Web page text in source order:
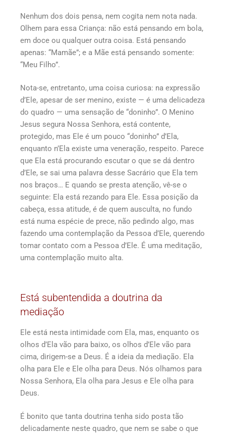
Nenhum dos dois pensa, nem cogita nem nota nada.
Olhem para essa Criança: não está pensando em bola,
em doce ou qualquer outra coisa. Está pensando
apenas: “Mamãe”; e a Mãe está pensando somente:
“Meu Filho”.
Nota-se, entretanto, uma coisa curiosa: na expressão
d’Ele, apesar de ser menino, existe — é uma delicadeza
do quadro — uma sensação de “doninho”. O Menino
Jesus segura Nossa Senhora, está contente,
protegido, mas Ele é um pouco “doninho” d’Ela,
enquanto n’Ela existe uma veneração, respeito. Parece
que Ela está procurando escutar o que se dá dentro
d’Ele, se sai uma palavra desse Sacrário que Ela tem
nos braços… E quando se presta atenção, vê-se o
seguinte: Ela está rezando para Ele. Essa posição da
cabeça, essa atitude, é de quem ausculta, no fundo
está numa espécie de prece, não pedindo algo, mas
fazendo uma contemplação da Pessoa d’Ele, querendo
tomar contato com a Pessoa d’Ele. É uma meditação,
uma contemplação muito alta.
Está subentendida a doutrina da
mediação
Ele está nesta intimidade com Ela, mas, enquanto os
olhos d’Ela vão para baixo, os olhos d’Ele vão para
cima, dirigem-se a Deus. É a ideia da mediação. Ela
olha para Ele e Ele olha para Deus. Nós olhamos para
Nossa Senhora, Ela olha para Jesus e Ele olha para
Deus.
É bonito que tanta doutrina tenha sido posta tão
delicadamente neste quadro, que nem se sabe o que